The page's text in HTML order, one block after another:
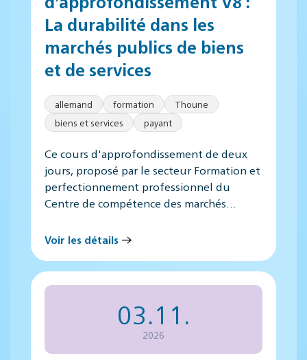
La durabilité dans les
marchés publics de biens
et de services
allemand formation
Thoune
biens et services
payant
Ce cours d'approfondissement de deux
jours, proposé par le secteur Formation et
perfectionnement professionnel du
Centre de compétence des marchés…
Voir les détails
03.11.
2026